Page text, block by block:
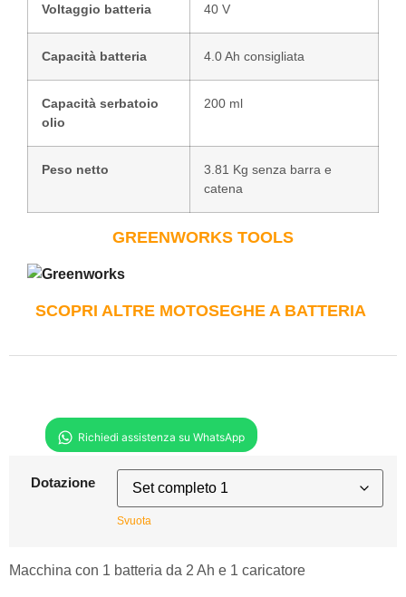
Voltaggio batteria 40 V
Capacità batteria 4.0 Ah consigliata
Capacità serbatoio
olio
200 ml
Peso netto
3.81 Kg senza barra e
catena
GREENWORKS TOOLS
SCOPRI ALTRE MOTOSEGHE A BATTERIA
Dotazione
Svuota
Macchina con 1 batteria da 2 Ah e 1 caricatore